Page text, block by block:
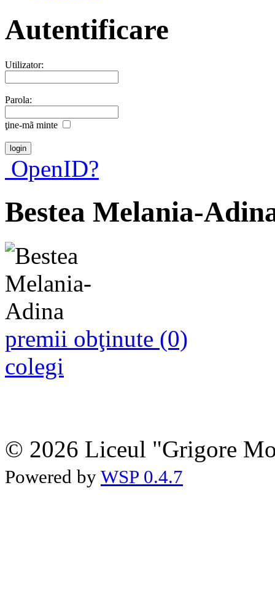
Autentificare
Utilizator:
Parola:
ţine-mã minte
OpenID?
Bestea Melania-
premii obţinute (0)
colegi
© 2026 Liceul "Grigore
Powered by WSP 0.4.7